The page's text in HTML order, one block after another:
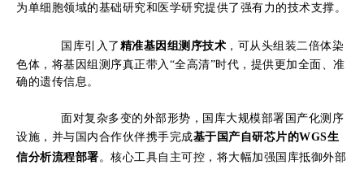
为单细胞领域的基础研究和医学研究提供了强有力的技术支撑。
国库引入了 精准基因组测序技术 ，可从头组装二倍体染
色体，将基因组测序真正带入“全高清”时代，提供更加全面、准
确的遗传信息。
面对复杂多变的外部形势， 国库大规模部署国产化测序
设施，并与国内合作伙伴携手完成基于国产自研芯片的WGS生
信分析流程部署。核心工具自主可控，将大幅加强国库抵御外部